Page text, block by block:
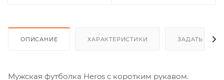
ОПИСАНИЕ ХАРАКТЕРИСТИКИ ЗАДАТЬ
Мужская футболка Heros с коротким рукавом.